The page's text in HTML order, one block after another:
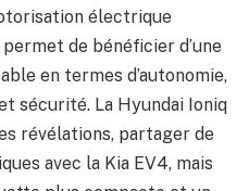
électrique
de bénéficier d’une
en termes d’autonomie,
sécurité. La Hyundai Ioniq
révélations, partager de
avec la Kia EV4, mais